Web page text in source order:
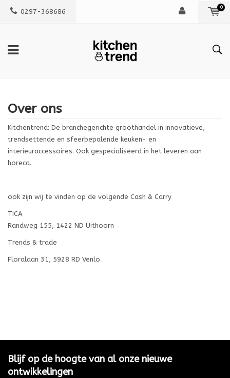
0297-368686
0
Over ons
Kitchentrend: De branchegerichte groothandel in innovatieve,
trendsettende en sfeerbepalende keuken- en
interieuraccessoires. Ook gespecialiseerd in het leveren aan
horeca.
ook zijn wij te vinden op de volgende Cash & Carry
TICA
Randweg 155, 1422 ND Uithoorn
Trends & trade
Floralaan 31, 5928 RD Venlo
Blijf op de hoogte van al onze nieuwe
ontwikkelingen